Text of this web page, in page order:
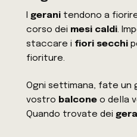
gerani tendono a
corso dei mesi caldi.
staccare i fiori secchi
fioriture.
Ogni settimana, fate un
vostro balcone o della
Quando trovate dei